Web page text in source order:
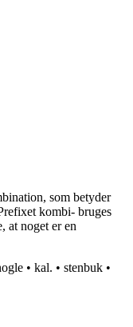
som betyder
kombi- bruges
at noget er en
• kal. • stenbuk •